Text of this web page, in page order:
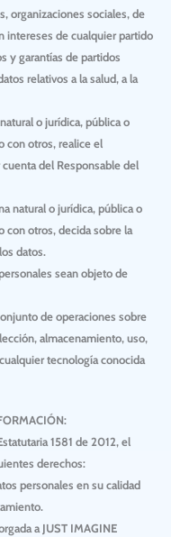
organizaciones sociales, de
intereses de cualquier partido
y garantías de partidos
relativos a la salud, a la
o jurídica, pública o
con otros, realice el
del Responsable del
natural o jurídica, pública o
con otros, decida sobre la
datos.
sean objeto de
de operaciones sobre
almacenamiento, uso,
tecnología conocida
1581 de 2012, el
derechos:
personales en su calidad
aJUST IMAGINE